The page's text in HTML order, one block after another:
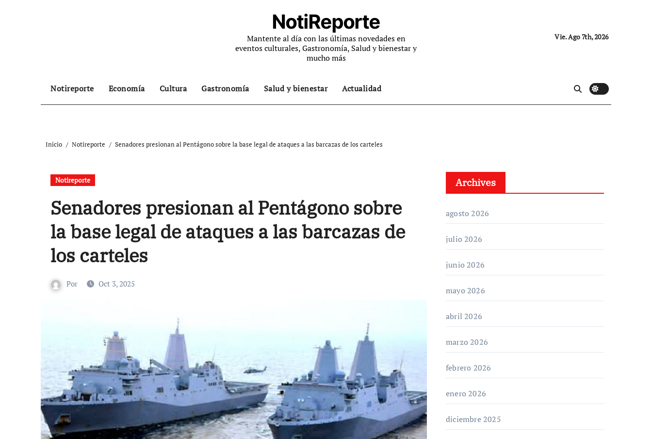
NotiReporte
Mantente al día con las últimas novedades en
eventos culturales, Gastronomía, Salud y bienestar y
mucho más
Vie. Ago 7th, 2026
Notireporte Economía Cultura Gastronomía Salud y bienestar Actualidad
Inicio Notireporte Senadores presionan al Pentágono sobre la base legal de ataques a las barcazas de los carteles
Notireporte
Senadores presionan al Pentágono sobre
la base legal de ataques a las barcazas de
los carteles
Por Oct 3, 2025
Archives
agosto 2026
julio 2026
junio 2026
mayo 2026
abril 2026
marzo 2026
febrero 2026
enero 2026
diciembre 2025